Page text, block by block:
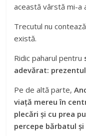
această vârstă mi-a
Trecutul nu
există.
Ridic paharul pentru
adevărat:
Pe de altă parte,
viață mereu în
plecări și cu prea
percepe bărbatul